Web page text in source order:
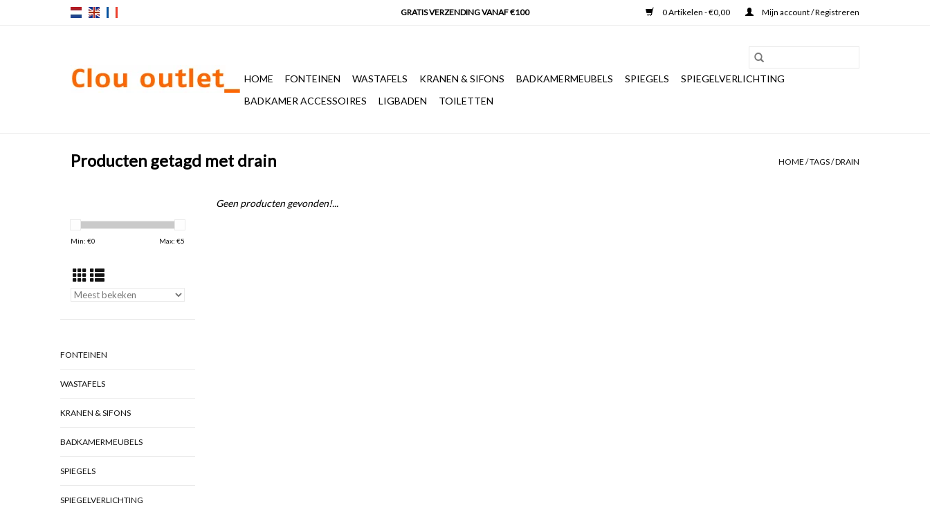
0 Artikelen - €0,00 Mijn account / Registreren
HOME FONTEINEN WASTAFELS KRANEN & SIFONS BADKAMERMEUBELS SPIEGELS
SPIEGELVERLICHTING
BADKAMER ACCESSOIRES
LIGBADEN TOILETTEN
Producten getagd met drain HOME /TAGS/DRAIN
Min: €0 Max: €5
FONTEINEN
WASTAFELS
KRANEN & SIFONS
BADKAMERMEUBELS
SPIEGELS
SPIEGELVERLICHTING
Geen producten gevonden!...